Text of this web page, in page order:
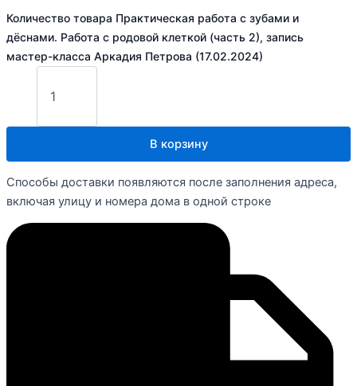
Количество товара Практическая работа с зубами и
дёснами. Работа с родовой клеткой (часть 2), запись
мастер-класса Аркадия Петрова (17.02.2024)
В корзину
Способы доставки появляются после заполнения адреса,
включая улицу и номера дома в одной строке